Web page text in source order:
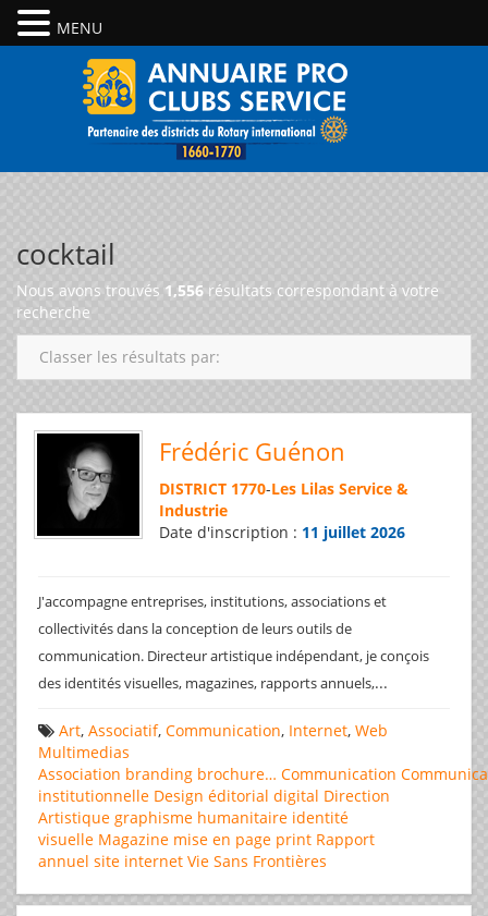
cocktail
Nous avons trouvés 1,556 résultats correspondant à votre
recherche
Classer les résultats par:
Frédéric Guénon
DISTRICT 1770-Les Lilas Service &
Industrie
Date d'inscription : 11 juillet 2026
J'accompagne entreprises, institutions, associations et
collectivités dans la conception de leurs outils de
communication. Directeur artistique indépendant, je conçois
des identités visuelles, magazines, rapports annuels,...
Art, Associatif, Communication, Internet, Web
Multimedias
Association branding brochure… Communication
institutionnelle Design éditorial digital Direction
Artistique graphisme humanitaire identité
visuelle Magazine mise en page print Rapport
annuel site internet Vie Sans Frontières
MENU